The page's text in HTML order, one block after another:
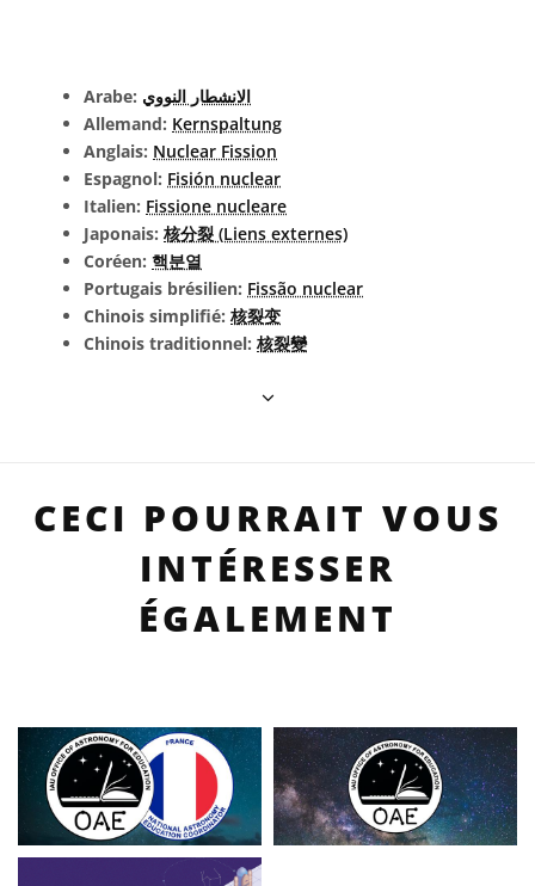
Arabe: الانشطار النووي
Allemand: Kernspaltung
Anglais: Nuclear Fission
Espagnol: Fisión nuclear
Italien: Fissione nucleare
Japonais: 核分裂 (Liens externes)
Coréen: 핵분열
Portugais brésilien: Fissão nuclear
Chinois simplifié: 核裂变
Chinois traditionnel: 核裂變
CECI POURRAIT VOUS
INTÉRESSER
ÉGALEMENT